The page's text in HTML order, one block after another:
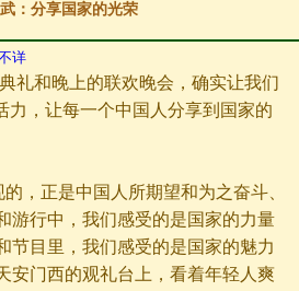
：分享国家的光荣
详
典礼和晚上的联欢晚会，确实让我们
力，让每一个中国人分享到国家的
，正是中国人所期望和为之奋斗、
游行中，我们感受的是国家的力量
节目里，我们感受的是国家的魅力
安门西的观礼台上，看着年轻人爽